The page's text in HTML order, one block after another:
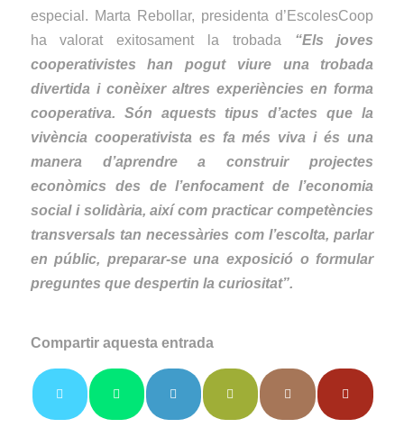
especial. Marta Rebollar, presidenta d’EscolesCoop
ha valorat exitosament la trobada “Els joves
cooperativistes han pogut viure una trobada
divertida i conèixer altres experiències en forma
cooperativa. Són aquests tipus d’actes que la
vivència cooperativista es fa més viva i és una
manera d’aprendre a construir projectes
econòmics des de l’enfocament de l’economia
social i solidària, així com practicar competències
transversals tan necessàries com l’escolta, parlar
en públic, preparar-se una exposició o formular
preguntes que despertin la curiositat”.
Compartir aquesta entrada